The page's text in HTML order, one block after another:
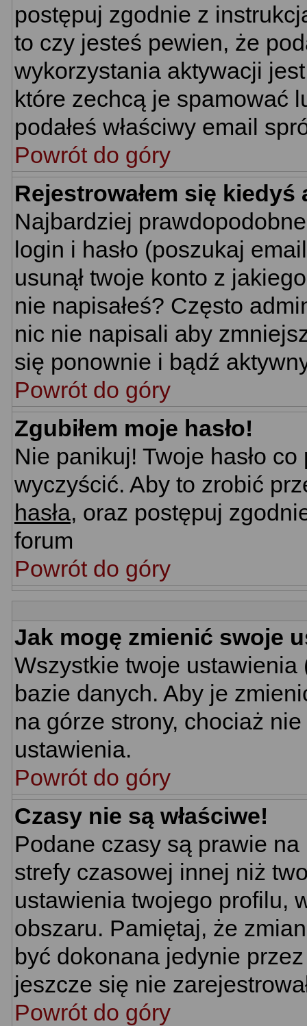
postępuj zgodnie z
to czy jesteś pewien, że
wykorzystania aktywacji
które zechcą je spamować
podałeś właściwy email
Powrót do góry
Rejestrowałem się
Najbardziej
login i hasło (poszukaj
usunął twoje konto z
nie napisałeś? Często
nic nie napisali aby
się ponownie i bądź
Powrót do góry
Zgubiłem moje hasło!
Nie panikuj! Twoje hasło
wyczyścić. Aby to zrobić
hasła, oraz postępuj
forum
Powrót do góry
Jak mogę zmienić swoje
Wszystkie twoje
bazie danych. Aby je
na górze strony, chociaż
ustawienia.
Powrót do góry
Czasy nie są właściwe!
Podane czasy są prawie
strefy czasowej innej niż
ustawienia twojego profilu,
obszaru. Pamiętaj, że
być dokonana jedynie
jeszcze się nie
Powrót do góry